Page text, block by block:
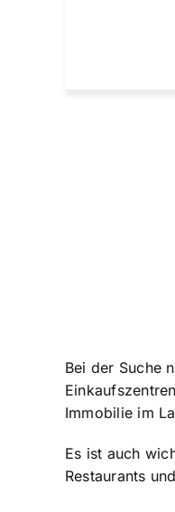
Bei der Suche
Immobilie im
Es ist auch
Restaurants